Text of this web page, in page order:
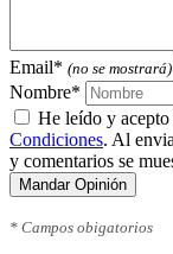
Email* (no se mostrará)
Nombre*
He leído y acepto
Condiciones. Al
y comentarios se
Mandar Opinión
* Campos obigatorios